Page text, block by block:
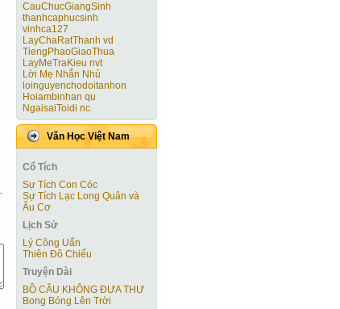
CauChucGiangSinh
thanhcaphucsinh
vinhca127
LayChaRatThanh vd
TiengPhaoGiaoThua
LayMeTraKieu nvt
Lời Mẹ Nhắn Nhủ
loinguyenchodoitanhon
Hoiambinhan qu
NgaisaiToidi nc
Văn Học Việt Nam
Cổ Tích
Sự Tích Con Cóc
Sự Tích Lạc Long Quân và
Âu Cơ
Lịch Sử
Lý Công Uẩn
Thiên Đô Chiếu
Truyện Dài
BỒ CÂU KHÔNG ĐƯA THƯ
Bong Bóng Lên Trời